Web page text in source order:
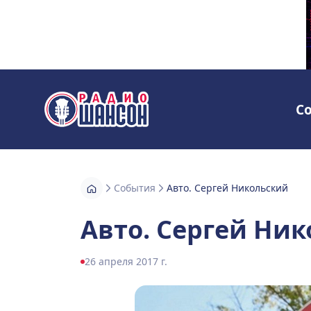
Радио Шансон
События Авто. Сергей Никольский
Авто. Сергей
26 апреля 2017 г.